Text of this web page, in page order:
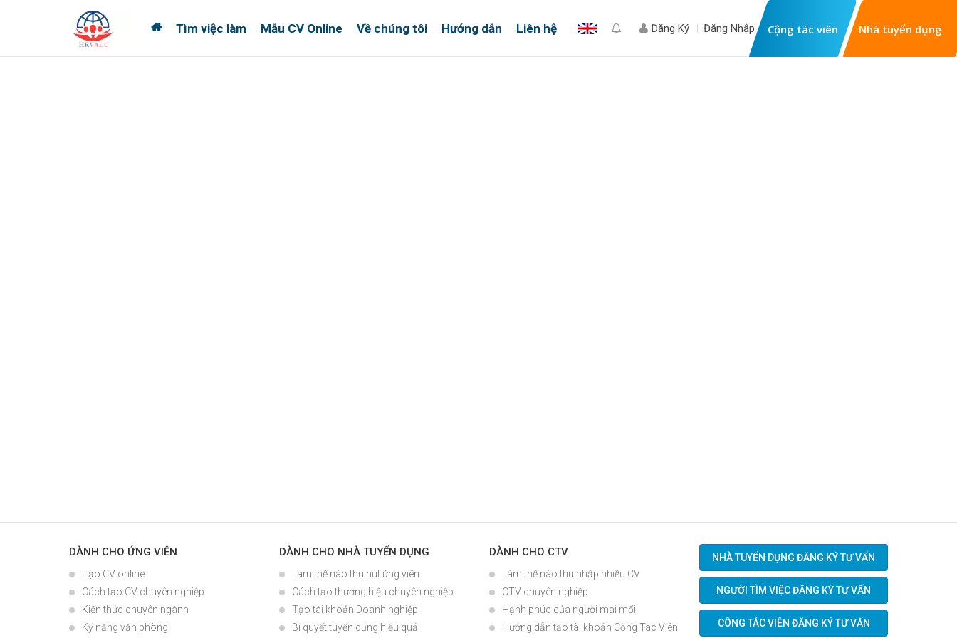
Tìm việc làm Mẫu CV Online Về chúng tôi Hướng dẫn Liên hệ Đăng Ký Đăng Nhập Nhà tuyển dụng
Cộng tác viên
DÀNH CHO ỨNG VIÊN
Tạo CV online
Cách tạo CV chuyên nghiệp
Kiến thức chuyên ngành
Kỹ năng văn phòng
DÀNH CHO NHÀ TUYỂN DỤNG
Làm thế nào thu hút ứng viên
Cách tạo thương hiệu chuyên nghiệp
Tạo tài khoản Doanh nghiệp
Bí quyết tuyển dụng hiệu quả
DÀNH CHO CTV
Làm thế nào thu nhập nhiều CV
CTV chuyên nghiệp
Hạnh phúc của người mai mối
Hướng dẫn tạo tài khoản Cộng Tác Viên
NHÀ TUYỂN DỤNG ĐĂNG KÝ TƯ VẤN
NGƯỜI TÌM VIỆC ĐĂNG KÝ TƯ VẤN
CÔNG TÁC VIÊN ĐĂNG KÝ TƯ VẤN